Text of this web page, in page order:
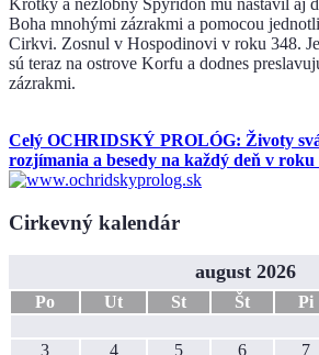
Krotký a nezlobný Spyridon mu nastavil aj
Boha mnohými zázrakmi a pomocou
Cirkvi. Zosnul v Hospodinovi v roku 348.
sú teraz na ostrove Korfu a dodnes
zázrakmi.
Celý OCHRIDSKÝ PROLÓG: Životy
rozjímania a besedy na každý deň v
Cirkevný kalendár
august 2026
Po Ut St Št Pi
3
4 5 6 7